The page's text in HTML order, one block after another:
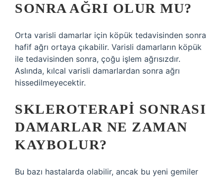
SONRA AĞRI OLUR MU?
Orta varisli damarlar için köpük tedavisinden sonra
hafif ağrı ortaya çıkabilir. Varisli damarların köpük
ile tedavisinden sonra, çoğu işlem ağrısızdır.
Aslında, kılcal varisli damarlardan sonra ağrı
hissedilmeyecektir.
SKLEROTERAPI SONRASI
DAMARLAR NE ZAMAN
KAYBOLUR?
Bu bazı hastalarda olabilir, ancak bu yeni gemiler